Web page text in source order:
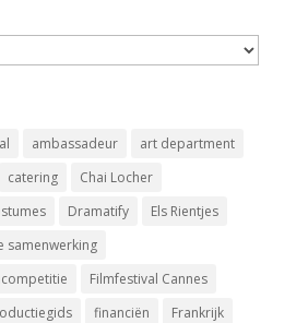
ambassadeur
art department
catering
Chai Locher
Dramatify
Els Rientjes
samenwerking
Filmfestival Cannes
financiën
Frankrijk